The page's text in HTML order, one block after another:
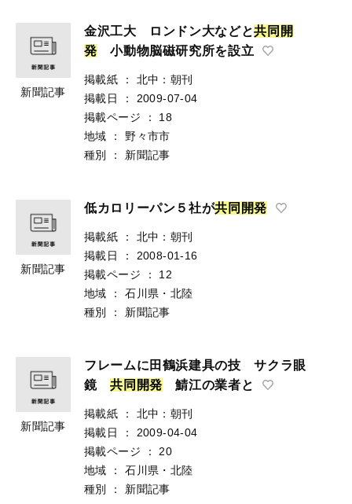
新聞記事
金沢工大 ロンドン大などと共 同 開
発 小動物脳磁研究所を設立
掲載紙 ：
北中：朝刊
掲載日
：
2009-07-04
掲載ページ
：
18
地域
：
野々市市
種別
： 新聞記事
新聞記事
低カロリーパン５社が共 同 開発
掲載紙 ：
北中：朝刊
掲載日
：
2008-01-16
掲載ページ
：
12
地域
：
石川県・北陸
種別
： 新聞記事
新聞記事
フレームに田鶴浜建具の技 サクラ眼
鏡共 同 開発 鯖江の業者と
掲載紙 ：
北中：朝刊
掲載日
：
2009-04-04
掲載ページ
：
20
地域
：
石川県・北陸
種別
： 新聞記事